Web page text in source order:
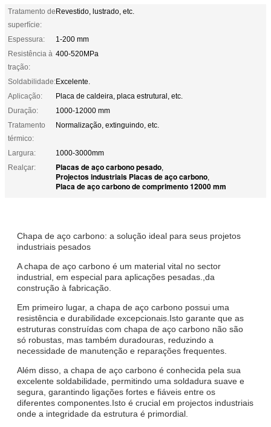
Tratamento de
superfície:
Revestido, lustrado, etc.
Espessura:
1-200 mm
Resistência à
tração:
400-520MPa
Soldabilidade:Excelente.
Aplicação:
Placa de caldeira, placa estrutural, etc.
Duração:
1000-12000 mm
Tratamento
térmico:
Normalização, extinguindo, etc.
Largura:
1000-3000mm
Realçar:
Placas de aço carbono pesado,
Projectos industriais Placas de aço carbono,
Placa de aço carbono de comprimento 12000 mm
Chapa de aço carbono: a solução ideal para seus projetos
industriais pesados
A chapa de aço carbono é um material vital no sector
industrial, em especial para aplicações pesadas.,da
construção à fabricação.
Em primeiro lugar, a chapa de aço carbono possui uma
resistência e durabilidade excepcionais.Isto garante que as
estruturas construídas com chapa de aço carbono não são
só robustas, mas também duradouras, reduzindo a
necessidade de manutenção e reparações frequentes.
Além disso, a chapa de aço carbono é conhecida pela sua
excelente soldabilidade, permitindo uma soldadura suave e
segura, garantindo ligações fortes e fiáveis entre os
diferentes componentes.Isto é crucial em projectos industriais
onde a integridade da estrutura é primordial.